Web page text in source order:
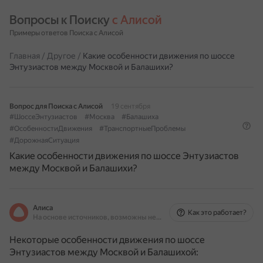
Вопросы к Поиску с Алисой
Примеры ответов Поиска с Алисой
Главная / Другое / Какие особенности движения по шоссе
Энтузиастов между Москвой и Балашихи?
Вопрос для Поиска с Алисой
19 сентября
#ШоссеЭнтузиастов
#Москва
#Балашиха
#ОсобенностиДвижения
#ТранспортныеПроблемы
#ДорожнаяСитуация
Какие особенности движения по шоссе Энтузиастов
между Москвой и Балашихи?
Алиса
На основе источников, возможны неточности
Как это работает?
Некоторые особенности движения по шоссе
Энтузиастов между Москвой и Балашихой: